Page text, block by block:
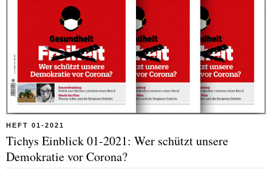
HEFT 01-2021
Tichys Einblick 01-2021: Wer schützt unsere
Demokratie vor Corona?